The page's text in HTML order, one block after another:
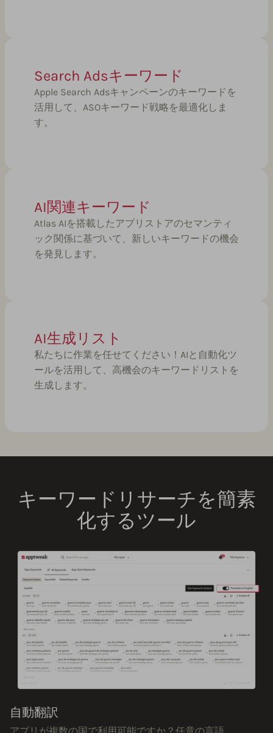
Search Adsキーワード
Apple Search Adsキャンペーンのキーワードを
活用して、ASOキーワード戦略を最適化しま
す。
AI関連キーワード
Atlas AIを搭載したアプリストアのセマンティ
ック関係に基づいて、新しいキーワードの機会
を発見します。
AI生成リスト
私たちに作業を任せてください！AIと自動化ツ
ールを活用して、高機会のキーワードリストを
生成します。
キーワードリサーチを簡素
化するツール
自動翻訳